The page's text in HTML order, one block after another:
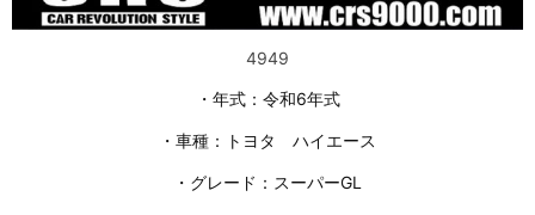
4949
・年式：令和6年式
・車種：トヨタ ハイエース
・グレード：スーパーGL